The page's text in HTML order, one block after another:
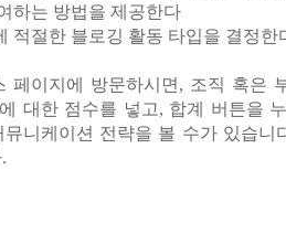
하는 방법을 제공한다
적절한 블로깅 활동 타입을 결정한
페이지에 방문하시면, 조직 혹은
대한 점수를 넣고, 합계 버튼을
뮤니케이션 전략을 볼 수가 있습